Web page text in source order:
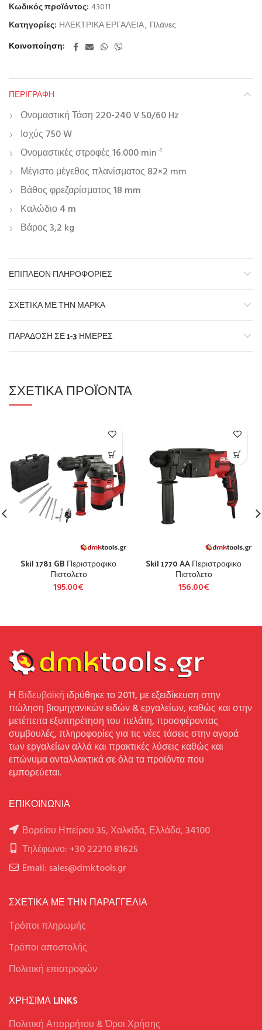
Κωδικός προϊόντος: 43011
Κατηγορίες: ΗΛΕΚΤΡΙΚΑ ΕΡΓΑΛΕΙΑ, Πλάνες
Κοινοποίηση
ΠΕΡΙΓΡΑΦΉ
Ονομαστική Τάση 220-240 V 50/60 Hz
Ισχύς 750 W
Ονομαστικές στροφές 16.000 min⁻¹
Μέγιστο μέγεθος πλανίσματος 82×2 mm
Βάθος φρεζαρίσματος 18 mm
Καλώδιο 4 m
Βάρος 3,2 kg
ΕΠΙΠΛΈΟΝ ΠΛΗΡΟΦΟΡΊΕΣ
ΣΧΕΤΙΚΆ ΜΕ ΤΗΝ ΜΆΡΚΑ
ΠΑΡΆΔΟΣΗ ΣΕ 1-3 ΗΜΈΡΕΣ
ΣΧΕΤΙΚΆ ΠΡΟΪΌΝΤΑ
Skil 1781 GB Περιστροφικο
Πιστολετο
195.00€
Skil 1770 AA Περιστροφικο
Πιστολετο
156.00€
Η Βιδευβοϊκή ιδρύθηκε το 2011, με εξειδίκευση στην
πώληση βιομηχανικών ειδών & εργαλείων, καθώς και στην
μετέπειτα εξυπηρέτηση του πελάτη, προσφέροντας
συμβουλές, πληροφορίες για τις νέες τάσεις στην αγορά
των εργαλείων αλλά και πρακτικές λύσεις καθώς και
επώνυμα ανταλλακτικά σε όλα τα προϊόντα που
εμπορεύεται.
ΕΠΙΚΟΙΝΩΝΙΑ
Βορείου Ηπείρου 35, Χαλκίδα, Ελλάδα, 34100
Τηλέφωνο: +30 22210 81625
Email: sales@dmktools.gr
ΣΧΕΤΙΚΑ ΜΕ ΤΗΝ ΠΑΡΑΓΓΕΛΙΑ
Τρόποι πληρωμής
Tρόποι αποστολής
Πολιτική επιστροφών
ΧΡΉΣΙΜΑ LINKS
Πολιτική Απορρήτου & Όροι Χρήσης